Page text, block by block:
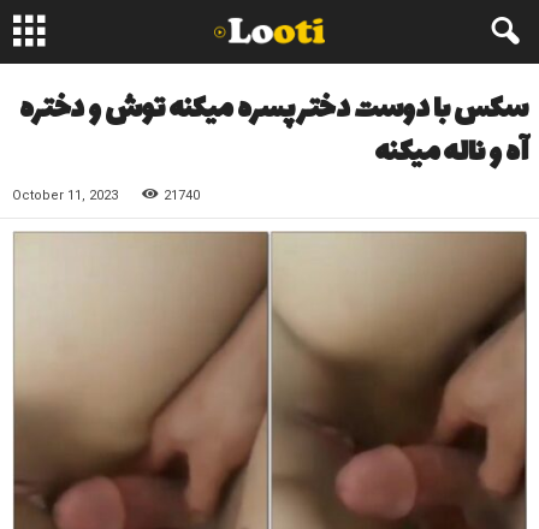
سکس با دوست دختر پسره میکنه توش و دختره
آه و ناله میکنه
October 11, 2023 21740